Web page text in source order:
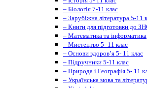
– Біологія 7-11 клас
– Зарубіжна література 5-11
– Книги для підготовки до
– Математика та інформатика
– Мистецтво 5- 11 клас
– Основи здоров’я 5- 11 клас
– Підручники 5-11 клас
– Природа і Географія 5- 11
– Українська мова та